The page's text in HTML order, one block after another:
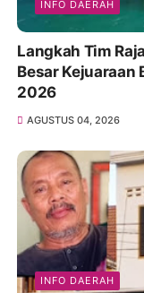
INFO DAERAH
Langkah Tim
Besar Kejuaraan
2026
AGUSTUS 04, 2026
INFO DAERAH